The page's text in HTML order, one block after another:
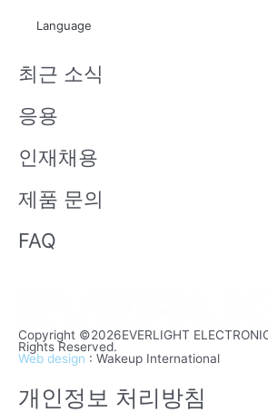
u
e
i
n
Language
최근 소식
응용
인재채용
제품 문의
FAQ
Copyright ©2026EVERLIGHT
Rights Reserved.
Web design : Wakeup International
개인정보 처리방침